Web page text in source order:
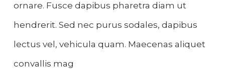
ornare. Fusce dapibus pharetra diam ut
hendrerit. Sed nec purus sodales, dapibus
lectus vel, vehicula quam. Maecenas aliquet
convallis mag